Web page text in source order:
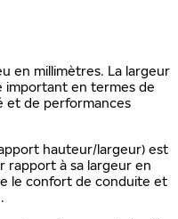
en millimètres. La largeur
important en termes de
et de performances
hauteur/largeur) est
rapport à sa largeur en
le confort de conduite et